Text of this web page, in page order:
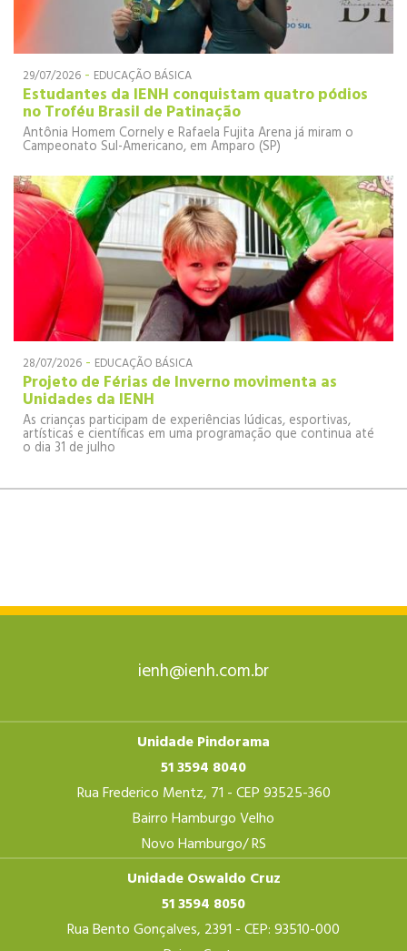
29/07/2026 - EDUCAÇÃO BÁSICA
Estudantes da IENH conquistam quatro pódios
no Troféu Brasil de Patinação
Antônia Homem Cornely e Rafaela Fujita Arena já miram o
Campeonato Sul-Americano, em Amparo (SP)
28/07/2026 - EDUCAÇÃO BÁSICA
Projeto de Férias de Inverno movimenta as
Unidades da IENH
As crianças participam de experiências lúdicas, esportivas,
artísticas e científicas em uma programação que continua até
o dia 31 de julho
ienh@ienh.com.br
Unidade Pindorama
51 3594 8040
Rua Frederico Mentz, 71 - CEP 93525-360
Bairro Hamburgo Velho
Novo Hamburgo/ RS
Unidade Oswaldo Cruz
51 3594 8050
Rua Bento Gonçalves, 2391 - CEP: 93510-000